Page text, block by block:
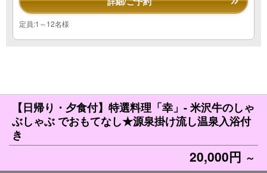
定員:1～12名様
【日帰り・夕食付】特選料理「幸」- 米沢牛のしゃ
ぶしゃぶ でおもてなし★源泉掛け流し温泉入浴付
き
20,000円 ～